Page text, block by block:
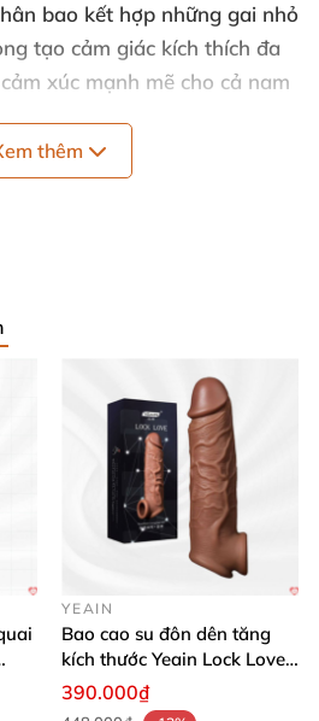
bao kết hợp những gai nhỏ
tạo cảm giác kích thích đa
xúc mạnh mẽ cho cả nam
kế đặc biệt giúp sản phẩm
thêm
YEAIN
Bao cao su đôn dên tăng
kích thước Yeain Lock Love
Raytheon
390.000₫